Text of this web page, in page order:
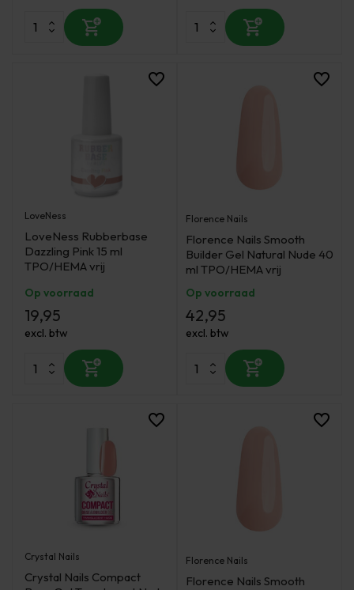
LoveNess
LoveNess Rubberbase
Dazzling Pink 15 ml
TPO/HEMA vrij
Op voorraad
19,95
excl. btw
Florence Nails
Florence Nails Smooth
Builder Gel Natural Nude 40
ml TPO/HEMA vrij
Op voorraad
42,95
excl. btw
Crystal Nails
Crystal Nails Compact
Florence Nails
Florence Nails Smooth